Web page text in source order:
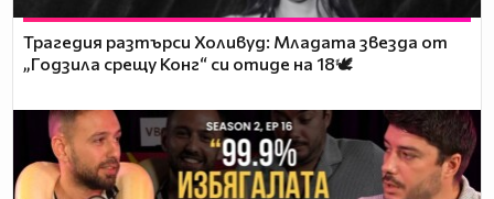
Трагедия разтърси Холивуд: Младата звезда от
„Годзила срещу Конг“ си отиде на 18🕊️